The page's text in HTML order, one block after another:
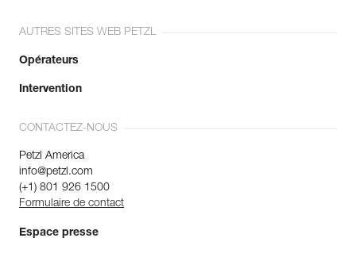
AUTRES SITES WEB PETZL
Opérateurs
Intervention
CONTACTEZ-NOUS
Petzl America
info@petzl.com
(+1) 801 926 1500
Formulaire de contact
Espace presse